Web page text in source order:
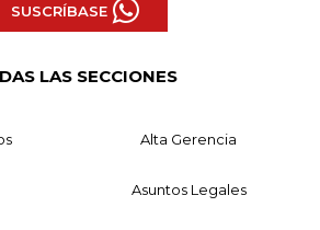
SUSCRÍBASE
LAS SECCIONES
Alta Gerencia
Asuntos Legales